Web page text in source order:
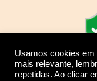
Usamos cookies em
mais relevante,
repetidas. Ao clicar